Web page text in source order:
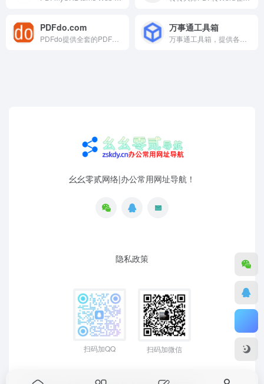
PDFdo.com 万事通工具箱
幺幺零贰网络|办公常用网址导航！
隐私政策
扫码加QQ 扫码加微信